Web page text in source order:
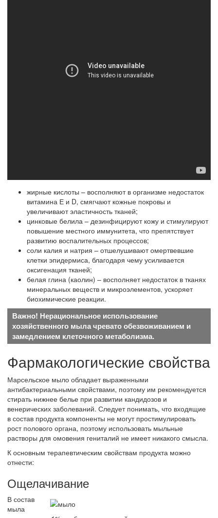
жирные кислоты – восполняют в организме недостаток
витамина Е и D, смягчают кожные покровы и
увеличивают эластичность тканей;
цинковые белила – дезинфицируют кожу и стимулируют
повышение местного иммунитета, что препятствует
развитию воспалительных процессов;
соли калия и натрия – отшелушивают омертвевшие
клетки эпидермиса, благодаря чему усиливается
оксигенация тканей;
белая глина (каолин) – восполняет недостаток в тканях
минеральных веществ и микроэлементов, ускоряет
биохимические реакции.
Важно! Нерациональное использование
хозяйственного мыла чревато обезвоживанием и
замедлением клеточного метаболизма.
Фармакологические свойства
Марсельское мыло обладает выраженными
антибактериальными свойствами, поэтому им рекомендуется
стирать нижнее белье при развитии кандидозов и
венерических заболеваний. Следует понимать, что входящие
в состав продукта компоненты не могут простимулировать
рост полового органа, поэтому использовать мыльные
растворы для омовения гениталий не имеет никакого смысла.
К основным терапевтическим свойствам продукта можно
отнести:
Ощелачивание
В состав
мыла